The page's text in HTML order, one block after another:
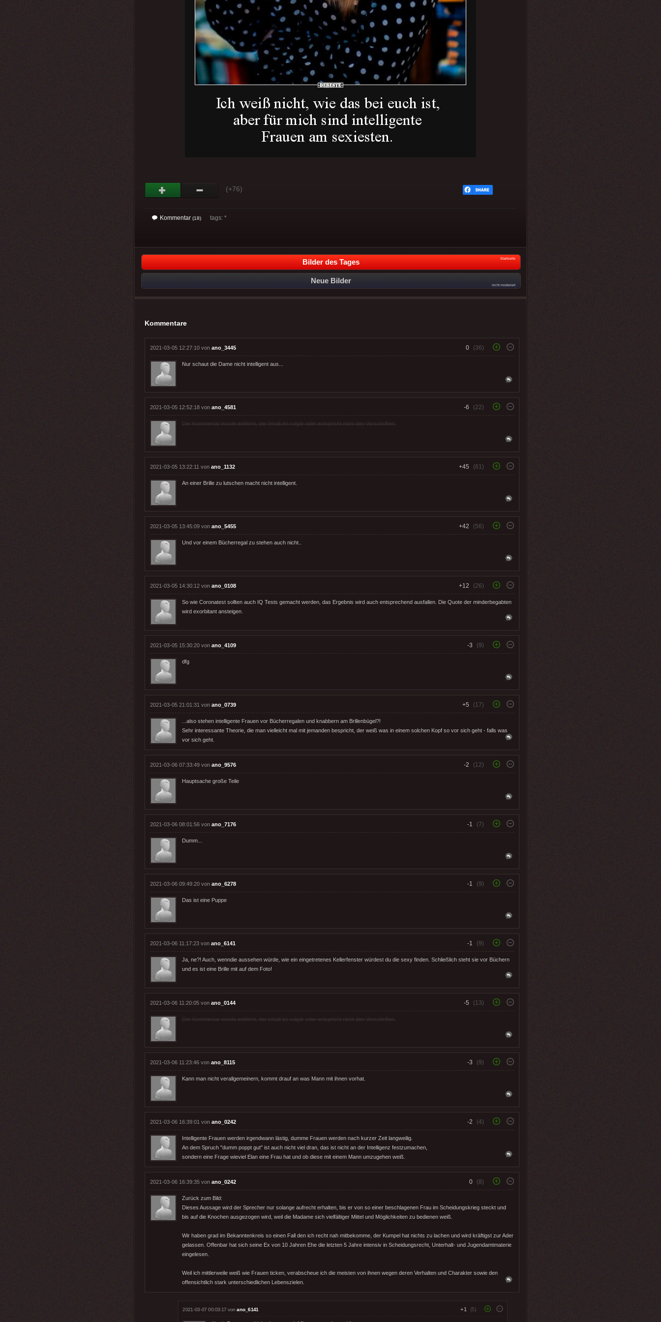
(+76)
Kommentar (18) tags: *
Bilder des Tages Startseite
Neue Bilder
nicht moderiert
Kommentare
2021-03-05 12:27:10 von ano_3445 0 (36)
Nur schaut die Dame nicht intelligent aus...
2021-03-05 12:52:18 von ano_4581 -6 (22)
Der Kommentar wurde entfernt, der Inhalt ist vulgär oder entspricht nicht den Vorschriften.
2021-03-05 13:22:11 von ano_1132 +45 (61)
An einer Brille zu lutschen macht nicht intelligent.
2021-03-05 13:45:09 von ano_5455 +42 (56)
Und vor einem Bücherregal zu stehen auch nicht..
2021-03-05 14:30:12 von ano_0108 +12 (26)
So wie Coronatest sollten auch IQ Tests gemacht werden, das Ergebnis wird auch entsprechend ausfallen. Die Quote der minderbegabten
wird exorbitant ansteigen.
2021-03-05 15:30:20 von ano_4109 -3 (9)
dfg
2021-03-05 21:01:31 von ano_0739 +5 (17)
...also stehen intelligente Frauen vor Bücherregalen und knabbern am Brillenbügel?!
Sehr interessante Theorie, die man vielleicht mal mit jemanden bespricht, der weiß was in einem solchen Kopf so vor sich geht - falls was
vor sich geht.
2021-03-06 07:33:49 von ano_9576 -2 (12)
Hauptsache große Teile
2021-03-06 08:01:56 von ano_7176 -1 (7)
Dumm...
2021-03-06 09:49:20 von ano_6278 -1 (9)
Das ist eine Puppe
2021-03-06 11:17:23 von ano_6141 -1 (9)
Ja, ne?! Auch, wenndie aussehen würde, wie ein eingetretenes Kellerfenster würdest du die sexy finden. Schließlich steht sie vor Büchern
und es ist eine Brille mit auf dem Foto!
2021-03-06 11:20:05 von ano_0144 -5 (13)
Der Kommentar wurde entfernt, der Inhalt ist vulgär oder entspricht nicht den Vorschriften.
2021-03-06 11:23:46 von ano_8115 -3 (9)
Kann man nicht verallgemeinern, kommt drauf an was Mann mit ihnen vorhat.
2021-03-06 16:39:01 von ano_0242 -2 (4)
Intelligente Frauen werden irgendwann lästig, dumme Frauen werden nach kurzer Zeit langweilig.
An dem Spruch "dumm poppt gut" ist auch nicht viel dran, das ist nicht an der Intelligenz festzumachen,
sondern eine Frage wieviel Elan eine Frau hat und ob diese mit einem Mann umzugehen weiß.
2021-03-06 16:39:35 von ano_0242 0 (8)
Zurück zum Bild:
Dieses Aussage wird der Sprecher nur solange aufrecht erhalten, bis er von so einer beschlagenen Frau im Scheidungskrieg steckt und
bis auf die Knochen ausgezogen wird, weil die Madame sich vielfältiger Mittel und Möglichkeiten zu bedienen weiß.
Wir haben grad im Bekanntenkreis so einen Fall den ich recht nah mitbekomme, der Kumpel hat nichts zu lachen und wird kräftigst zur Ader
gelassen. Offenbar hat sich seine Ex von 10 Jahren Ehe die letzten 5 Jahre intensiv in Scheidungsrecht, Unterhalt- und Jugendamtmaterie
eingelesen.
Weil ich mittlerweile weiß wie Frauen ticken, verabscheue ich die meisten von ihnen wegen deren Verhalten und Charakter sowie den
offensichtlich stark unterschiedlichen Lebenszielen.
2021-03-07 00:03:17 vonano_6141 +1 (5)